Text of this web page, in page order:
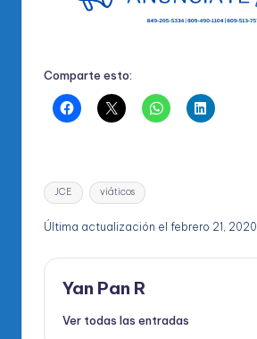
Comparte esto:
Etiquetas:
JCE viáticos
Última actualización el febrero 21, 2020
Yan Pan R
Ver todas las entradas